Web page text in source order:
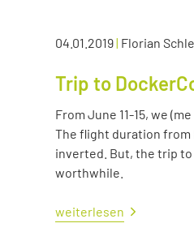
04.01.2019| Florian
Trip to
From June 11-15, we
The flight duration from
inverted. But, the trip to
worthwhile.
weiterlesen